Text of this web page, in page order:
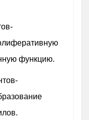
функцию.